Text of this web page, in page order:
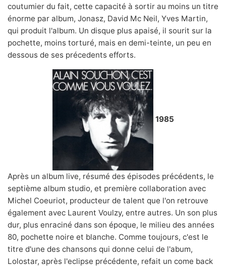
coutumier du fait, cette capacité à sortir au moins un titre
énorme par album, Jonasz, David Mc Neil, Yves Martin,
qui produit l'album. Un disque plus apaisé, il sourit sur la
pochette, moins torturé, mais en demi-teinte, un peu en
dessous de ses précedents efforts.
1985
Après un album live, résumé des épisodes précédents, le
septième album studio, et première collaboration avec
Michel Coeuriot, producteur de talent que l'on retrouve
également avec Laurent Voulzy, entre autres. Un son plus
dur, plus enraciné dans son époque, le milieu des années
80, pochette noire et blanche. Comme toujours, c'est le
titre d'une des chansons qui donne celui de l'abum,
Lolostar, après l'eclipse précédente, refait un come back